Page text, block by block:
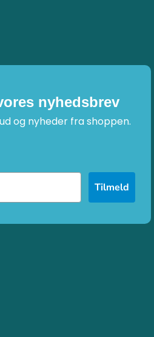
nyhedsbrev
og nyheder fra shoppen.
Tilmeld